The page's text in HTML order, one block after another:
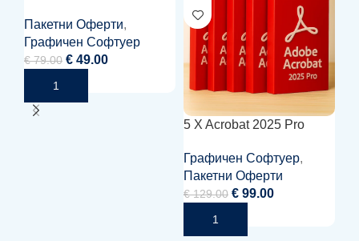
Пакетни Оферти,
Графичен Софтуер
€79.00 € 49.00
5 X Acrobat 2025 Pro
Графичен Софтуер,
Пакетни Оферти
€129.00 € 99.00